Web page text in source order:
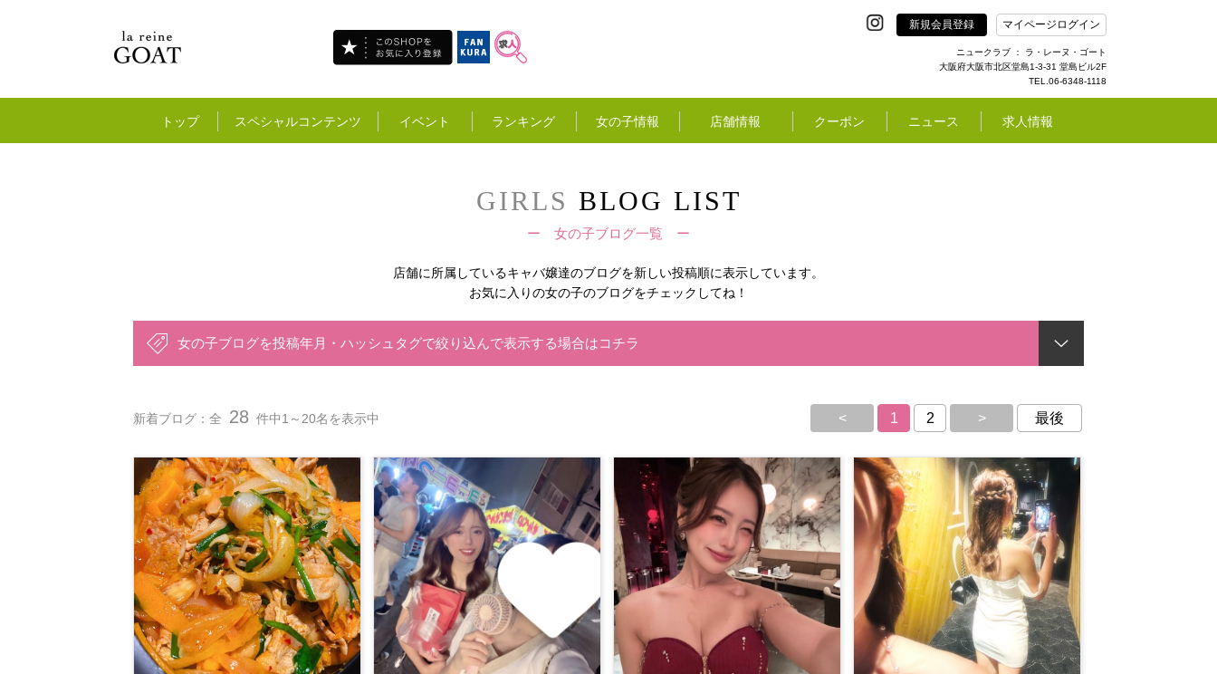
新規会員登録 マイページログイン
ニュークラブ ： ラ・レーヌ・ゴート
大阪府大阪市北区堂島1-3-31 堂島ビル2F
TEL.06-6348-1118
トップ スペシャルコンテンツ イベント ランキング 女の子情報 店舗情報 クーポン ニュース 求人情報
GIRLS BLOG LIST
ー 女の子ブログ一覧 ー
店舗に所属しているキャバ嬢達のブログを新しい投稿順に表示しています。
お気に入りの女の子のブログをチェックしてね！
女の子ブログを投稿年月・ハッシュタグで絞り込んで表示する場合はコチラ
新着ブログ：全 28 件中1～20名を表示中 < 1 2 > 最後